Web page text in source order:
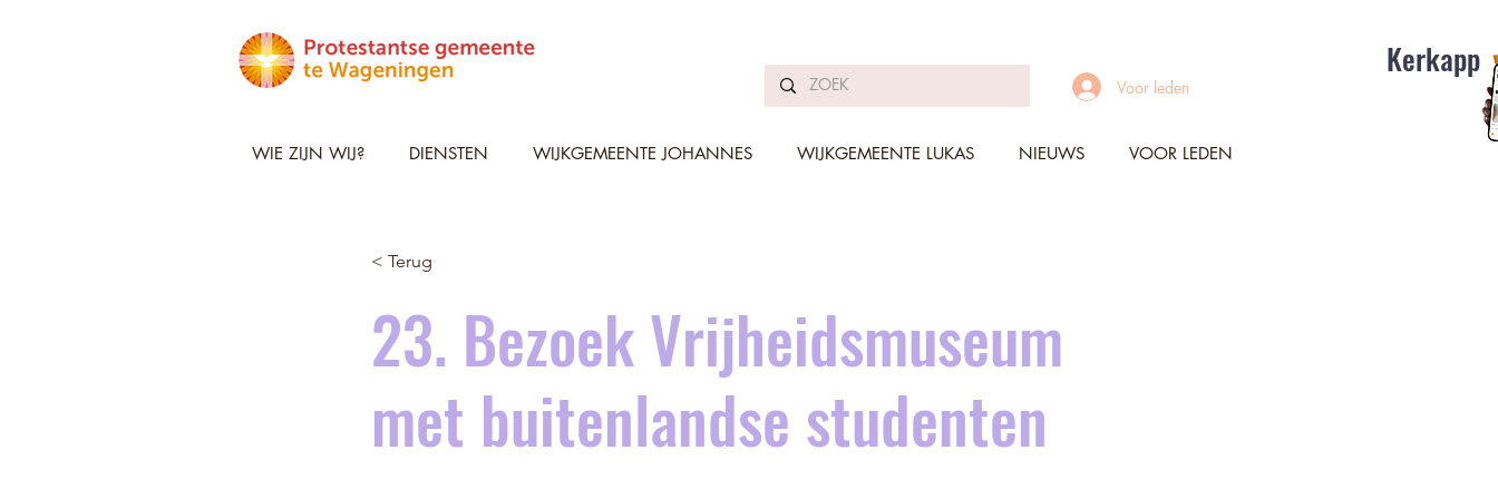
Voor leden
WIE ZIJN WIJ? DIENSTEN WIJKGEMEENTE JOHANNES WIJKGEMEENTE LUKAS NIEUWS VOOR LEDEN
Kerkapp
< Terug
23. Bezoek Vrijheidsmuseum
met buitenlandse studenten